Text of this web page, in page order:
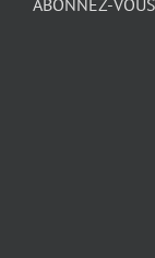
ABONNEZ-